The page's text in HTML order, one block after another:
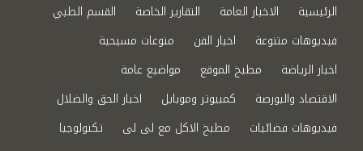
الرئيسية الاخبار العامة التقارير الخاصة
القسم الطبي
فيديوهات متنوعة
اخبار الفن
منوعات مسيحية
اخبار الرياضة
مطبخ الموقع
مواضيع عامة
الاقتصاد والبورصة
كمبيوتر وموبايل
اخبار الحق والضلال
فيديوهات فضائيات
مطبخ الاكل مع لى لى
تكنولوجيا